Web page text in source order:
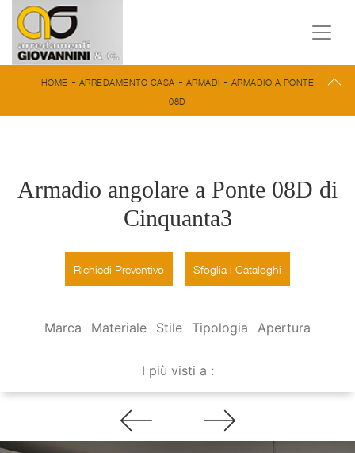
HOME - ARREDAMENTO CASA - ARMADI - ARMADIO A PONTE
08D
Armadio angolare a Ponte 08D di
Cinquanta3
Richiedi Preventivo Sfoglia i Cataloghi
Marca Materiale Stile Tipologia Apertura
I più visti a :